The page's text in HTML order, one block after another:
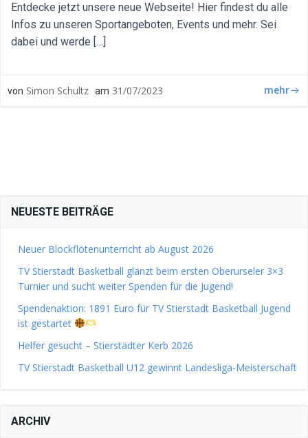
Entdecke jetzt unsere neue Webseite! Hier findest du alle
Infos zu unseren Sportangeboten, Events und mehr. Sei
dabei und werde […]
von Simon Schultz am 31/07/2023 mehr
NEUESTE BEITRÄGE
Neuer Blockflötenunterricht ab August 2026
TV Stierstadt Basketball glänzt beim ersten Oberurseler 3×3
Turnier und sucht weiter Spenden für die Jugend!
Spendenaktion: 1891 Euro für TV Stierstadt Basketball Jugend
ist gestartet
Helfer gesucht – Stierstädter Kerb 2026
TV Stierstadt Basketball U12 gewinnt Landesliga-Meisterschaft
ARCHIV